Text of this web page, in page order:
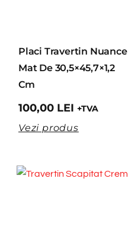
Placi Travertin Nuance
Mat De 30,5×45,7×1,2
Cm
100,00 LEI +TVA
Vezi produs